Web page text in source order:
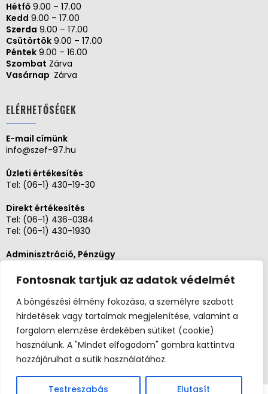
Fontosnak tartjuk az adatok védelmét
A böngészési élmény fokozása, a személyre szabott
hirdetések vagy tartalmak megjelenítése, valamint a
forgalom elemzése érdekében sütiket (cookie)
használunk. A "Mindet elfogadom" gombra kattintva
hozzájárulhat a sütik használatához.
Testreszabás Elutasít
Hétfő 9.00 – 17.00
Kedd 9.00 – 17.00
Szerda 9.00 – 17.00
Csütörtök 9.00 – 17.00
Péntek 9.00 – 16.00
Szombat Zárva
Vasárnap Zárva
ELÉRHETŐSÉGEK
E-mail címünk
info@szef-97.hu
Üzleti értékesítés
Tel: (06-1) 430-19-30
Direkt értékesítés
Tel: (06-1) 436-0384
Tel: (06-1) 430-1930
Adminisztráció, Pénzügy
Szerviz és karbantartás
Tel: (06-20)3268654
Tel: (06-1) 436-0384